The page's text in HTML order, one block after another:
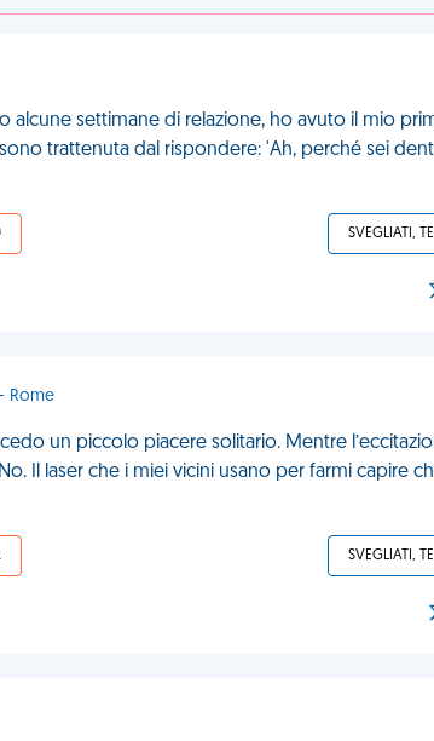
alcune settimane di relazione, ho avuto il mio
trattenuta dal rispondere: 'Ah, perché sei
SVEGLIATI,
Rome
un piccolo piacere solitario. Mentre
Il laser che i miei vicini usano per farmi capire
SVEGLIATI,